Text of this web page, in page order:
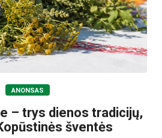
ANONSAS
– trys dienos tradicijų,
šventės